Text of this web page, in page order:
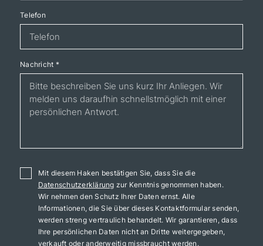
Telefon
Nachricht *
Mit diesem Haken bestätigen Sie, dass Sie die
Datenschutzerklärung zur Kenntnis genommen haben.
Wir nehmen den Schutz Ihrer Daten ernst. Alle
Informationen, die Sie über dieses Kontaktformular senden,
werden streng vertraulich behandelt. Wir garantieren, dass
Ihre persönlichen Daten nicht an Dritte weitergegeben,
verkauft oder anderweitig missbraucht werden.